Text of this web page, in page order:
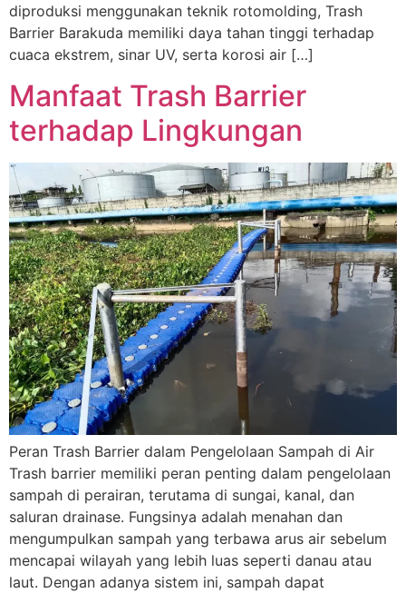
diproduksi menggunakan teknik rotomolding, Trash
Barrier Barakuda memiliki daya tahan tinggi terhadap
cuaca ekstrem, sinar UV, serta korosi air […]
Manfaat Trash Barrier
terhadap Lingkungan
Peran Trash Barrier dalam Pengelolaan Sampah di Air
Trash barrier memiliki peran penting dalam pengelolaan
sampah di perairan, terutama di sungai, kanal, dan
saluran drainase. Fungsinya adalah menahan dan
mengumpulkan sampah yang terbawa arus air sebelum
mencapai wilayah yang lebih luas seperti danau atau
laut. Dengan adanya sistem ini, sampah dapat